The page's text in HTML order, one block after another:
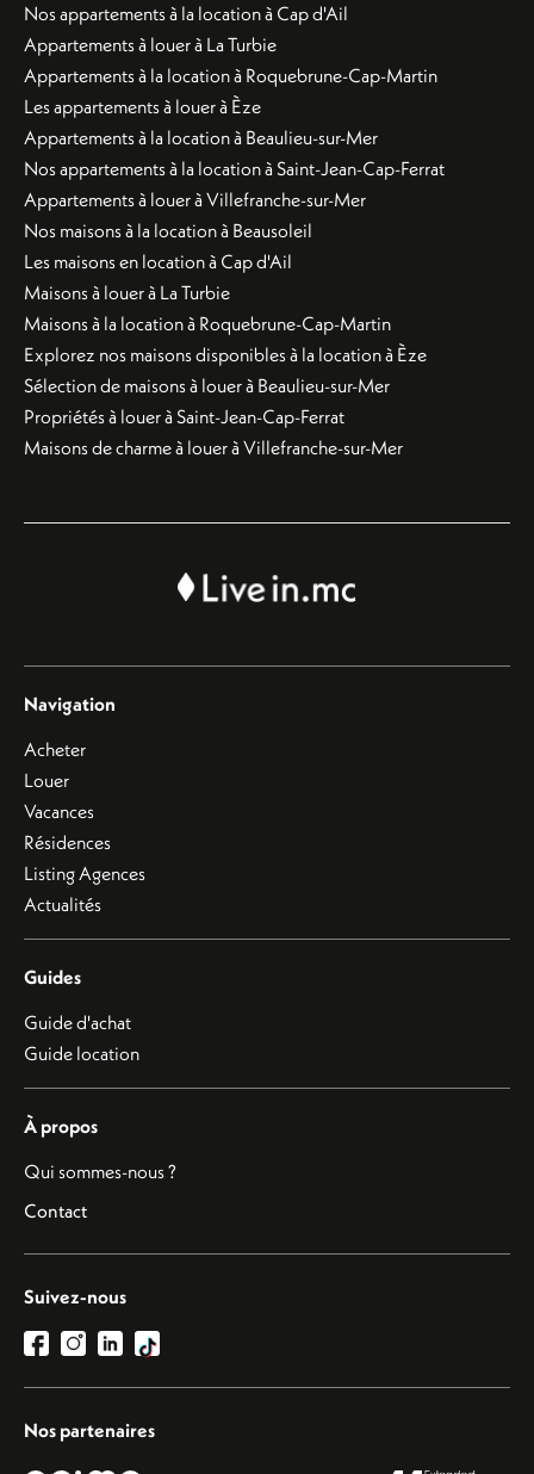
Nos appartements à la location à Cap d'Ail
Appartements à louer à La Turbie
Appartements à la location à Roquebrune-Cap-Martin
Les appartements à louer à Èze
Appartements à la location à Beaulieu-sur-Mer
Nos appartements à la location à Saint-Jean-Cap-Ferrat
Appartements à louer à Villefranche-sur-Mer
Nos maisons à la location à Beausoleil
Les maisons en location à Cap d'Ail
Maisons à louer à La Turbie
Maisons à la location à Roquebrune-Cap-Martin
Explorez nos maisons disponibles à la location à Èze
Sélection de maisons à louer à Beaulieu-sur-Mer
Propriétés à louer à Saint-Jean-Cap-Ferrat
Maisons de charme à louer à Villefranche-sur-Mer
Navigation
Acheter
Louer
Vacances
Résidences
Listing Agences
Actualités
Guides
Guide d'achat
Guide location
À propos
Qui sommes-nous ?
Contact
Suivez-nous
Nos partenaires